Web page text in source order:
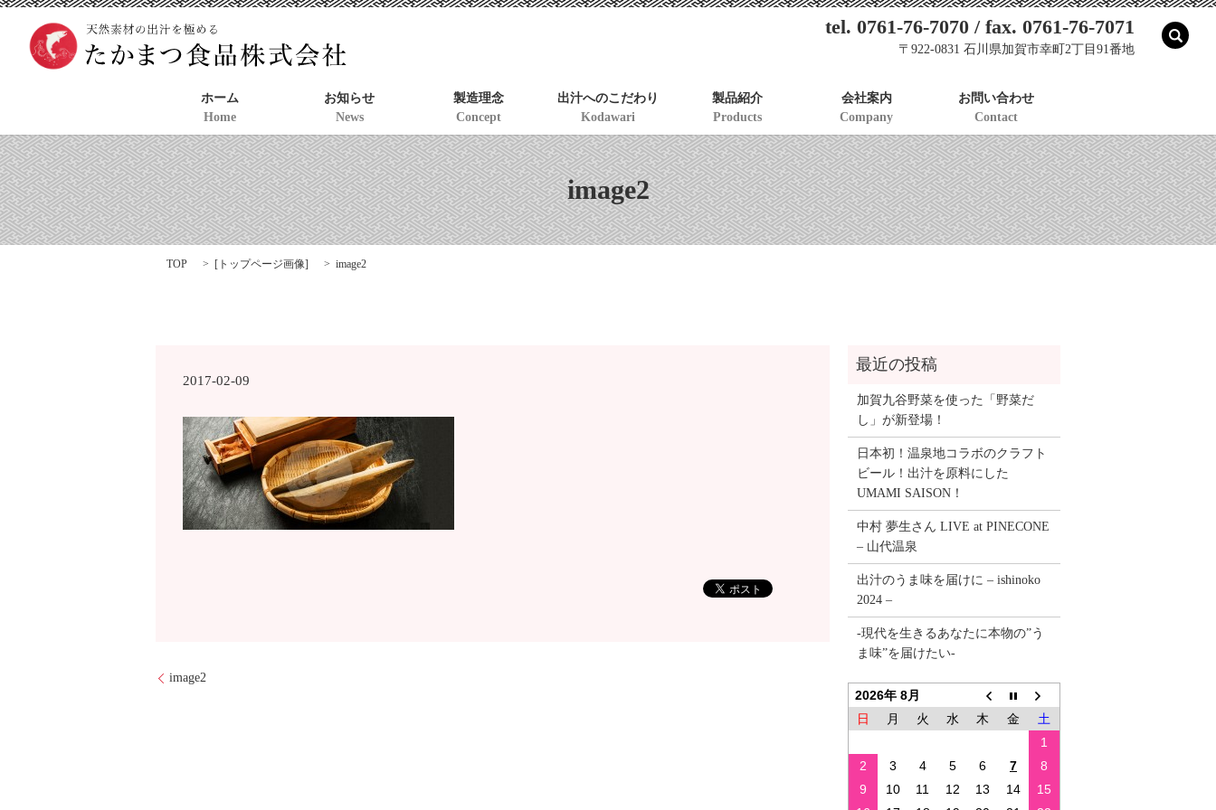
tel. 0761-76-7070 / fax. 0761-76-7071
〒922-0831 石川県加賀市幸町2丁目91番地
ホーム
Home
お知らせ
News
製造理念
Concept
出汁へのこだわり
Kodawari
製品紹介
Products
会社案内
Company
お問い合わせ
Contact
image2
TOP [ トップページ画像] image2
2017-02-09
image2
加賀九谷野菜を使った「野菜だ
し」が新登場！
日本初！温泉地コラボのクラフト
ビール！出汁を原料にした
UMAMI SAISON！
中村 夢生さん LIVE at PINECONE
– 山代温泉
出汁のうま味を届けに – ishinoko
2024 –
-現代を生きるあなたに本物の”う
ま味”を届けたい-
2026年 8月
日
月 火 水 木 金
土
1
2
3 4 5 6 7
8
9
10 11 12 13 14
15